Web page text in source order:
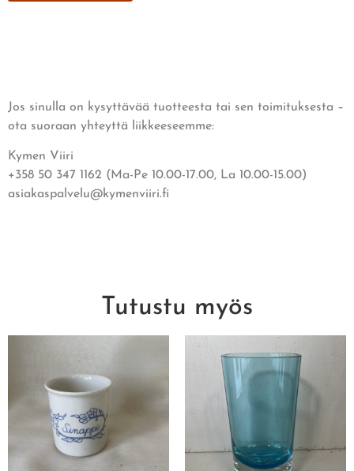
Jos sinulla on kysyttävää tuotteesta tai sen toimituksesta –
ota suoraan yhteyttä liikkeeseemme:
Kymen Viiri
+358 50 347 1162 (Ma-Pe 10.00-17.00, La 10.00-15.00)
asiakaspalvelu@kymenviiri.fi
Tutustu myös